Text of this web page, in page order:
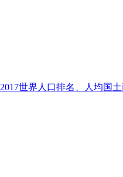
2017世界人口排名、人均国